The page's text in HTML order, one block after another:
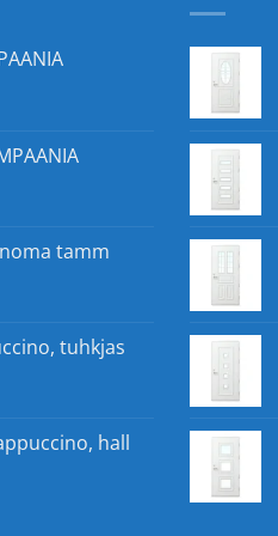
tamm
tuhkjas
hall